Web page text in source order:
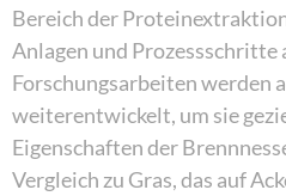
Bereich der
Anlagen und Prozessschritte
Forschungsarbeiten werden
weiterentwickelt, um sie
Eigenschaften der
Vergleich zu Gras, das auf